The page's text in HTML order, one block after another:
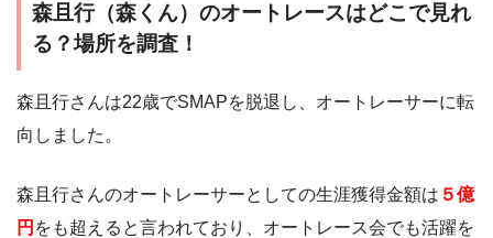
森且行（森くん）のオートレースはどこで見れ
る？場所を調査！
森且行さんは22歳でSMAPを脱退し、オートレーサーに転
向しました。
森且行さんのオートレーサーとしての生涯獲得金額は ５億
円 をも超えると言われており、オートレース会でも活躍を